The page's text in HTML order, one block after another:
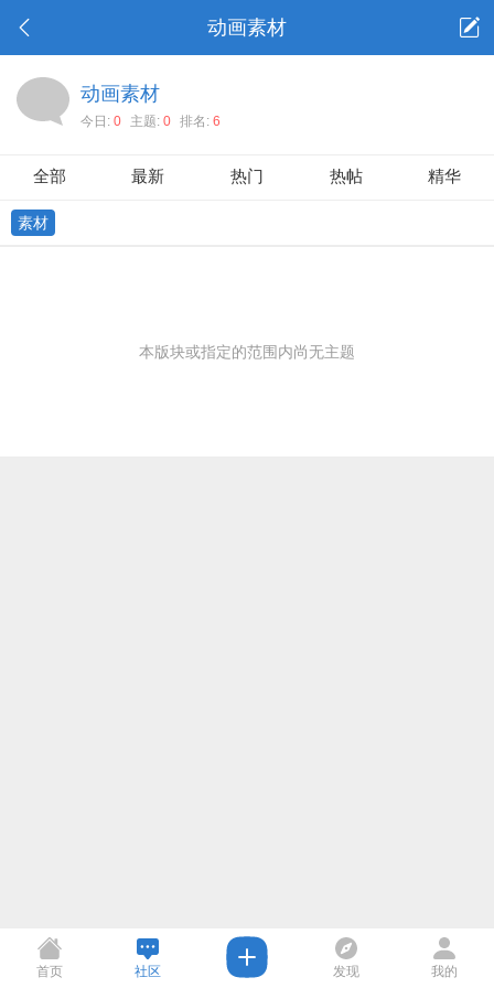
动画素材
动画素材
今日: 0 主题: 0 排名: 6
全部 最新 热门 热帖 精华
素材
本版块或指定的范围内尚无主题
首页 社区 发现 我的